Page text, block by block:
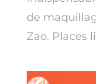
de
Zao. Places